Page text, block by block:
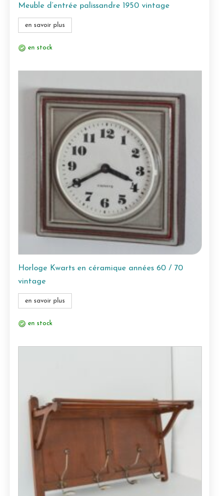
Meuble d’entrée palissandre 1950 vintage
en savoir plus
en stock
Horloge Kwarts en céramique années 60 / 70
vintage
en savoir plus
en stock